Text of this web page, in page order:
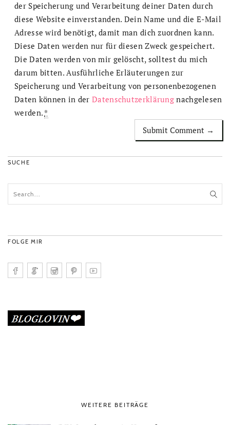
der Speicherung und Verarbeitung deiner Daten durch
diese Website einverstanden. Dein Name und die E-Mail
Adresse wird benötigt, damit man dich zuordnen kann.
Diese Daten werden nur für diesen Zweck gespeichert.
Die Daten werden von mir gelöscht, solltest du mich
darum bitten. Ausführliche Erläuterungen zur
Speicherung und Verarbeitung von personenbezogenen
Daten können in derDatenschutzerklärung nachgelesen
werden. *
SUCHE
FOLGE MIR
WEITERE BEITRÄGE